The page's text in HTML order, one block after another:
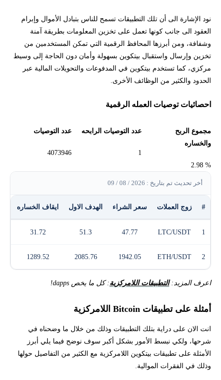
نود الإشارة الى أن تلك التطبيقات تسمح للناس بتبادل الأموال وإبرام
العقود الى جانب كونها تعمل على تخزين المعلومات بطريقة آمنة
وشفافة، ومن أبرزها المحافظ الرقمية التي تمكن المستخدمين من
تخزين وإرسال واستقبال بيتكوين بسهولة وأمان دون الحاجة إلى وسيط
مركزي، كما تستخدم بيتكوين في المدفوعات والتحويلات المالية عبر
الحدود والكثير من الوظائف الأخرى.
احصائيات توصيات العمله الرقمية
مجموع الربح
والخساره
% 2.98
عدد التوصيات الرابحه
1
عدد التوصيات
4073946
أخر تحديث تم بتاريخ : 2026 / 08 / 09
# زوج العملات سعر الشراء الهدف الاول ايقاف الخساره
1
LTC/USDT
47.77
51.3
31.72
2
ETH/USDT
1942.05
2085.76
1289.52
اعرف المزيد:التطبيقات اللامركزية: كل ما يخص dapps!
أمثلة على تطبيقات Bitcoin اللامركزية
انت الان على دراية بتلك التطبيقات وذلك من خلال ما وضحناه في
شرحها، ولكي نبسط الأمور بشكل أكبر سوف نوضح فيما يلي أبرز
الأمثلة على تطبيقات بيتكوين اللامركزية مع الكثير من التفاصيل حولها
وذلك في الفقرات الموالية.